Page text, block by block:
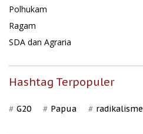
Polhukam
Ragam
SDA dan Agraria
Hashtag Terpopuler
G20 Papua radikalisme